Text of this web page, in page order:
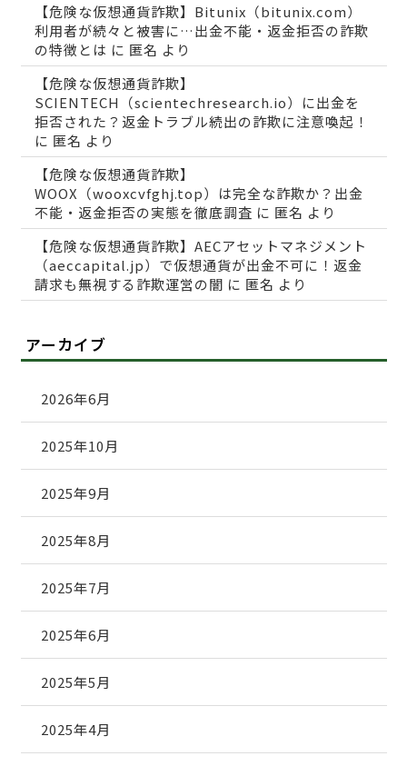
【危険な仮想通貨詐欺】Bitunix（bitunix.com）
利用者が続々と被害に…出金不能・返金拒否の詐欺
の特徴とは に 匿名 より
【危険な仮想通貨詐欺】
SCIENTECH（scientechresearch.io）に出金を
拒否された？返金トラブル続出の詐欺に注意喚起！
に 匿名 より
【危険な仮想通貨詐欺】
WOOX（wooxcvfghj.top）は完全な詐欺か？出金
不能・返金拒否の実態を徹底調査 に 匿名 より
【危険な仮想通貨詐欺】AECアセットマネジメント
（aeccapital.jp）で仮想通貨が出金不可に！返金
請求も無視する詐欺運営の闇 に 匿名 より
アーカイブ
2026年6月
2025年10月
2025年9月
2025年8月
2025年7月
2025年6月
2025年5月
2025年4月